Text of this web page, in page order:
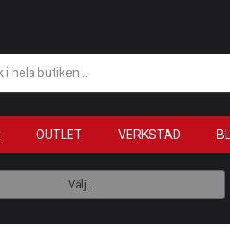
OUTLET VERKSTAD
Välj ...